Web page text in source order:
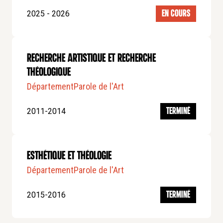
Mère Geneviève Gallois, mystique et artiste, Parole et
silence, 2015
« L’atelier du contemporain » dans Communio n°
XXXVI, 4 – juillet-août 2011, p. 55 à 68
« Dieu Créateur, entre théologie naturelle et théologie
révélée » dans Revue théologique des Bernardins n°
20, mai-août 2017, p. 51 à 65
des Bernardins n° 24, septembre-décembre 2018, p.
75 à 95
« Réalité déniée et salut défiguré : les pièges du
gnosticisme contemporain » dans Itinéraires
augustiniens, n°67- janvier 2022, p. 29 à 36
2025 - 2026 EN COURS
Recherche artistique et recherche
théologique
DépartementParole de l'Art
2011-2014 TERMINÉ
Esthétique et Théologie
DépartementParole de l'Art
2015-2016 TERMINÉ